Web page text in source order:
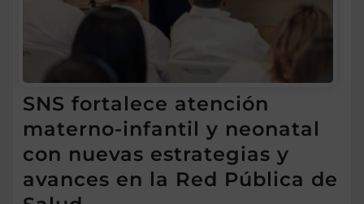
SNS fortalece atención
materno-infantil y neonatal
con nuevas estrategias y
avances en la Red Pública de